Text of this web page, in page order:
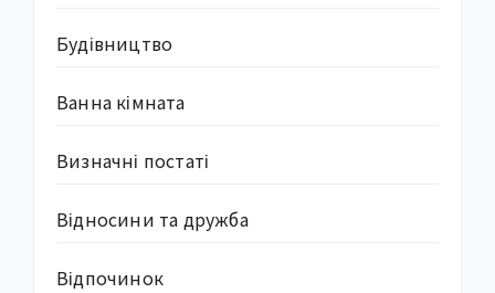
Будівництво
Ванна кімната
Визначні постаті
Відносини та дружба
Відпочинок